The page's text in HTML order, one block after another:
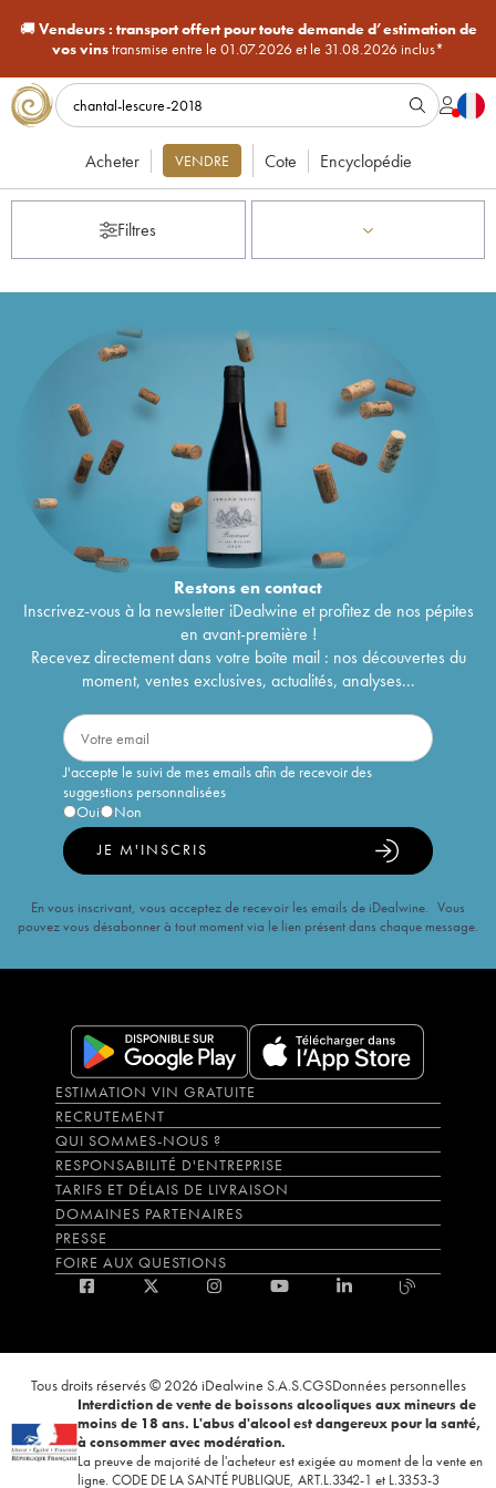
🚚Vendeurs : transport offert pour toute demande d’estimation de
vos vinstransmise entre le 01.07.2026 et le 31.08.2026 inclus*
Acheter VENDRE Cote Encyclopédie
Filtres
Restons encontact
Inscrivez-vous à la newsletter iDealwine et profitez de nos pépites
en avant-première !
Recevez directement dans votre boîte mail : nos découvertes du
moment, ventes exclusives, actualités, analyses...
J'accepte le suivi de mes emails afin de recevoir des
suggestions personnalisées
Oui
Non
JE M'INSCRIS
En vous inscrivant, vous acceptez de recevoir les emails de iDealwine. Vous
pouvez vous désabonner à tout moment via le lien présent dans chaque message.
ESTIMATION VIN GRATUITE
RECRUTEMENT
QUI SOMMES-NOUS ?
RESPONSABILITÉ D'ENTREPRISE
TARIFS ET DÉLAIS DE LIVRAISON
DOMAINES PARTENAIRES
PRESSE
FOIRE AUX QUESTIONS
Tous droits réservés © 2026 iDealwine S.A.S.CGSDonnées personnelles
Interdiction de vente de boissons alcooliques aux mineurs de
moins de 18 ans. L'abus d'alcool est dangereux pour la santé,
à consommer avec modération.
La preuve de majorité de l'acheteur est exigée au moment de la vente en
ligne. CODE DE LA SANTÉ PUBLIQUE, ART.L.3342-1 et L.3353-3